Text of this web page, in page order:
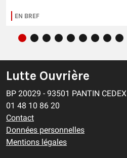
EN BREF
Lutte Ouvrière
BP 20029 - 93501 PANTIN CEDEX
01 48 10 86 20
Contact
Données personnelles
Mentions légales